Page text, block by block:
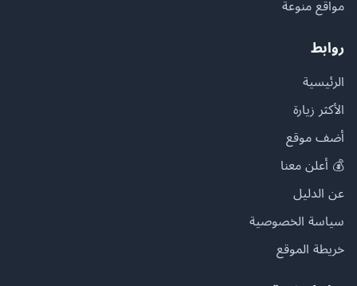
مواقع منوعة
روابط
الرئيسية
الأكثر زيارة
أضف موقع
💰 أعلن معنا
عن الدليل
سياسة الخصوصية
خريطة الموقع